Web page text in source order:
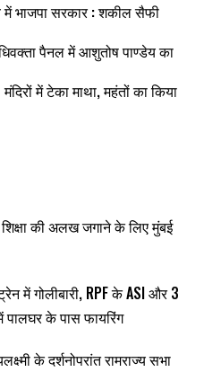
में भाजपा सरकार : शकील सैफी
पैनल में आशुतोष पाण्डेय का
में टेका माथा, महंतों का किया
की अलख जगाने के लिए मुंबई
में गोलीबारी, RPF के ASI और 3
पालघर के पास फायरिंग
के दर्शनोपरांत रामराज्य सभा